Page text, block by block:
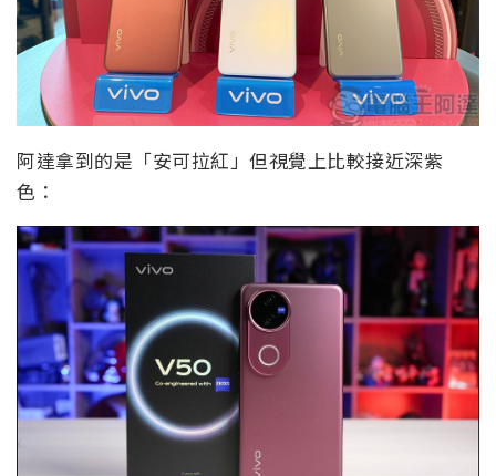
阿達拿到的是「安可拉紅」但視覺上比較接近深紫
色：